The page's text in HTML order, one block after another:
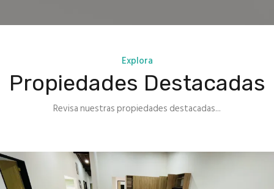
Explora
Propiedades Destacadas
Revisa nuestras propiedades destacadas...